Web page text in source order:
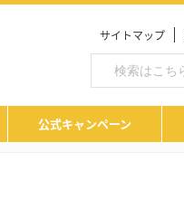
サイトマップ
公式キャンペーン